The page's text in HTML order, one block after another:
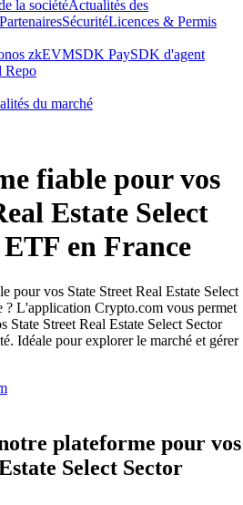
la sociétéActualités des
PartenairesSécuritéLicences & Permis
zkEVMSDK PaySDK d'agent
Repo
du marché
fiable pour vos
Estate Select
en France
pour vos State Street Real Estate Select
? L'application Crypto.com vous permet
State Street Real Estate Select Sector
Idéale pour explorer le marché et gérer
plateforme pour vos
Select Sector